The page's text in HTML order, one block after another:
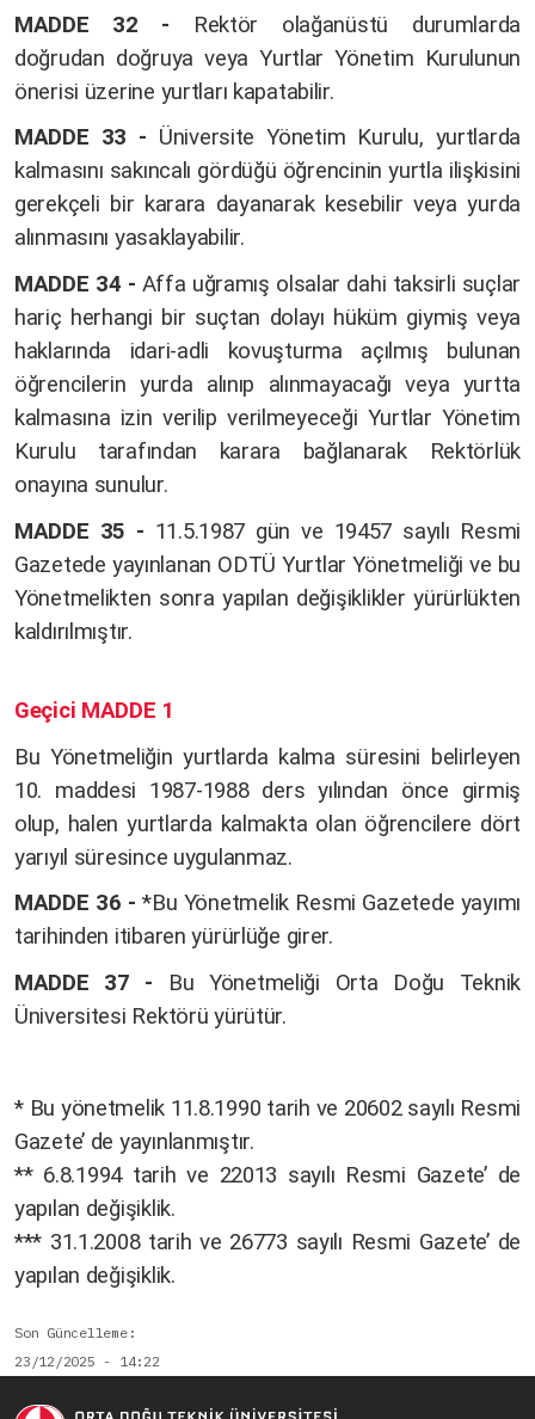
MADDE 32 - Rektör olağanüstü durumlarda
doğrudan doğruya veya Yurtlar Yönetim Kurulunun
önerisi üzerine yurtları kapatabilir.
MADDE 33 - Üniversite Yönetim Kurulu, yurtlarda
kalmasını sakıncalı gördüğü öğrencinin yurtla ilişkisini
gerekçeli bir karara dayanarak kesebilir veya yurda
alınmasını yasaklayabilir.
MADDE 34 - Affa uğramış olsalar dahi taksirli suçlar
hariç herhangi bir suçtan dolayı hüküm giymiş veya
haklarında idari-adli kovuşturma açılmış bulunan
öğrencilerin yurda alınıp alınmayacağı veya yurtta
kalmasına izin verilip verilmeyeceği Yurtlar Yönetim
Kurulu tarafından karara bağlanarak Rektörlük
onayına sunulur.
MADDE 35 - 11.5.1987 gün ve 19457 sayılı Resmi
Gazetede yayınlanan ODTÜ Yurtlar Yönetmeliği ve bu
Yönetmelikten sonra yapılan değişiklikler yürürlükten
kaldırılmıştır.
Geçici MADDE 1
Bu Yönetmeliğin yurtlarda kalma süresini belirleyen
10. maddesi 1987-1988 ders yılından önce girmiş
olup, halen yurtlarda kalmakta olan öğrencilere dört
yarıyıl süresince uygulanmaz.
MADDE 36 -*Bu Yönetmelik Resmi Gazetede yayımı
tarihinden itibaren yürürlüğe girer.
MADDE 37 - Bu Yönetmeliği Orta Doğu Teknik
Üniversitesi Rektörü yürütür.
* Bu yönetmelik 11.8.1990 tarih ve 20602 sayılı Resmi
Gazete’ de yayınlanmıştır.
** 6.8.1994 tarih ve 22013 sayılı Resmi Gazete’ de
yapılan değişiklik.
*** 31.1.2008 tarih ve 26773 sayılı Resmi Gazete’ de
yapılan değişiklik.
Son Güncelleme
23/12/2025 - 14:22